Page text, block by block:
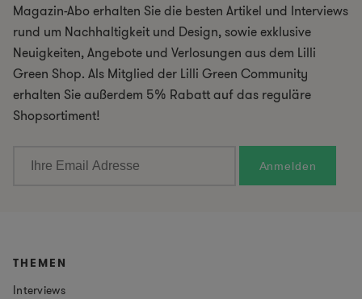
Magazin-Abo erhalten Sie die besten Artikel und Interviews
rund um Nachhaltigkeit und Design, sowie exklusive
Neuigkeiten, Angebote und Verlosungen aus dem Lilli
Green Shop. Als Mitglied der Lilli Green Community
erhalten Sie außerdem 5% Rabatt auf das reguläre
Shopsortiment!
THEMEN
Interviews